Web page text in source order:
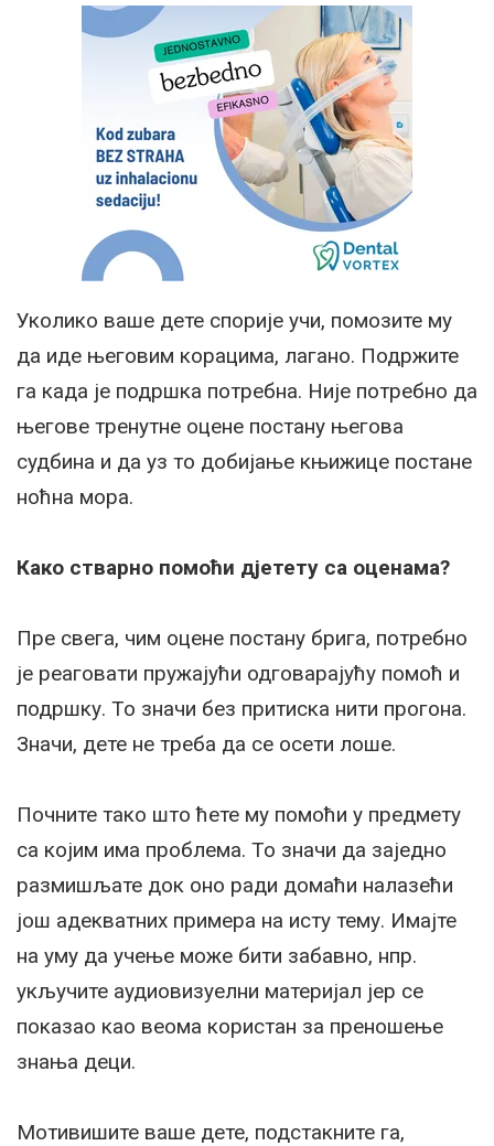
Уколико ваше дете спорије учи, помозите му
да иде његовим корацима, лагано. Подржите
га када је подршка потребна. Није потребно да
његове тренутне оцене постану његова
судбина и да уз то добијање књижице постане
ноћна мора.
Како стварно помоћи дјетету са оценама?
Пре свега, чим оцене постану брига, потребно
је реаговати пружајући одговарајућу помоћ и
подршку. То значи без притиска нити прогона.
Значи, дете не треба да се осети лоше.
Почните тако што ћете му помоћи у предмету
са којим има проблема. То значи да заједно
размишљате док оно ради домаћи налазећи
још адекватних примера на исту тему. Имајте
на уму да учење може бити забавно, нпр.
укључите аудиовизуелни материјал јер се
показао као веома користан за преношење
знања деци.
Мотивишите ваше дете, подстакните га,